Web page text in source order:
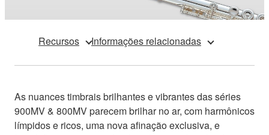
Recursos Informações relacionadas
As nuances timbrais brilhantes e vibrantes das séries
900MV & 800MV parecem brilhar no ar, com harmônicos
límpidos e ricos, uma nova afinação exclusiva, e